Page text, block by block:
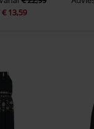
€ 13,59